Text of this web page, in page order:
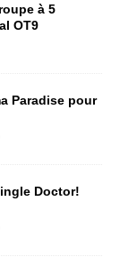
à 5
OT9
Paradise pour
Doctor!